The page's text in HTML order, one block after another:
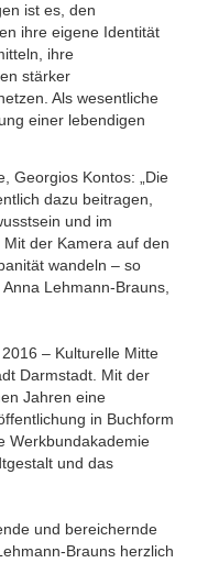
ist es, den
ihre eigene Identität
ihre
stärker
Als wesentliche
einer lebendigen
Georgios Kontos: „Die
dazu beitragen,
und im
der Kamera auf den
wandeln – so
Lehmann-Brauns,
– Kulturelle Mitte
Darmstadt. Mit der
Jahren eine
in Buchform
Werkbundakademie
und das
und bereichernde
Brauns herzlich